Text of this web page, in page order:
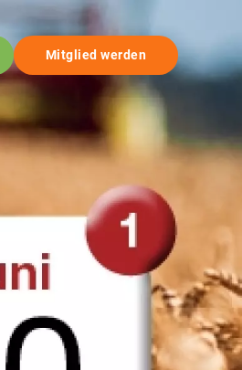
Mitglied werden